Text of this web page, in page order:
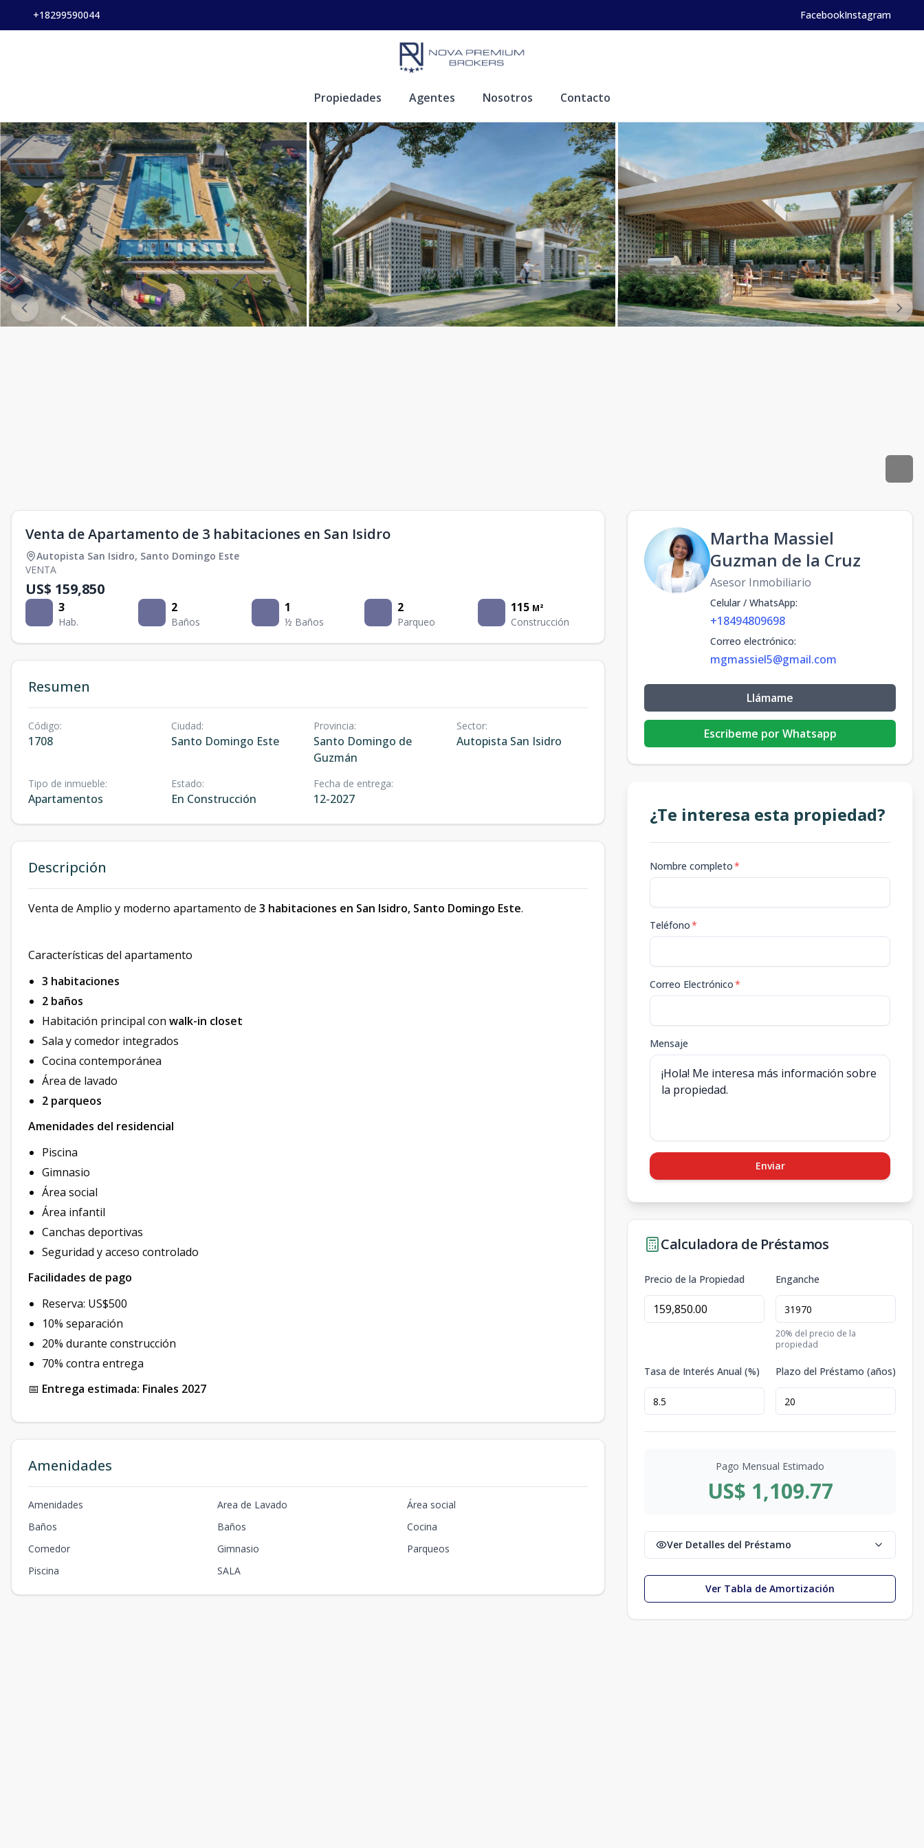
+18299590044 FacebookInstagram
Propiedades Agentes Nosotros Contacto
Venta de Apartamento de 3 habitaciones en San Isidro
Autopista San Isidro, Santo Domingo Este
VENTA
US$ 159,850
3
Hab.
2
Baños
1
½ Baños
2
Parqueo
115 M²
Construcción
Resumen
Código:
1708
Ciudad:
Santo Domingo Este
Provincia:
Santo Domingo de
Guzmán
Sector:
Autopista San Isidro
Tipo de inmueble:
Apartamentos
Estado:
En Construcción
Fecha de entrega:
12-2027
Descripción
Venta de Amplio y moderno apartamento de 3 habitaciones en San Isidro, Santo Domingo Este.
Características del apartamento
3 habitaciones
2 baños
Habitación principal con walk-in closet
Sala y comedor integrados
Cocina contemporánea
Área de lavado
2 parqueos
Amenidades del residencial
Piscina
Gimnasio
Área social
Área infantil
Canchas deportivas
Seguridad y acceso controlado
Facilidades de pago
Reserva: US$500
10% separación
20% durante construcción
70% contra entrega
📅 Entrega estimada: Finales 2027
Amenidades
Amenidades Area de Lavado
Área social
Baños
Baños
Cocina
Comedor
Gimnasio
Parqueos
Piscina
SALA
Martha Massiel
Guzman de la Cruz
Asesor Inmobiliario
Celular / WhatsApp:
+18494809698
Correo electrónico:
mgmassiel5@gmail.com
Llámame
Escribeme por Whatsapp
¿Te interesa esta propiedad?
Nombre completo*
Teléfono*
Correo Electrónico*
Mensaje
Enviar
Calculadora de Préstamos
Precio de la Propiedad Enganche
20% del precio de la
propiedad
Tasa de Interés Anual (%) Plazo del Préstamo (años)
Pago Mensual Estimado
US$ 1,109.77
Ver Detalles del Préstamo
Ver Tabla de Amortización